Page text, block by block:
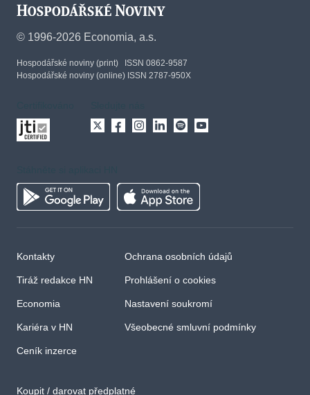
© 1996-2026 Economia, a.s.
Hospodářské noviny (print) ISSN 0862-9587
Hospodářské noviny (online) ISSN 2787-950X
Kontakty
Tiráž redakce HN
Economia
Kariéra v HN
Ceník inzerce
Ochrana osobních údajů
Prohlášení o cookies
Nastavení soukromí
Všeobecné smluvní podmínky
Koupit / darovat předplatné